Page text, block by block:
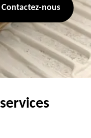
Contactez-nous